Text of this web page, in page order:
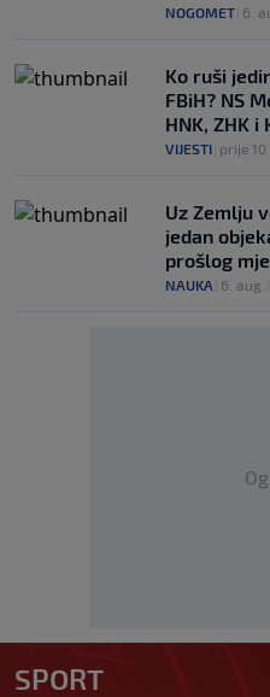
NOGOMET 6.
Ko ruši
FBiH? NS
HNK, ZHK i
VIJESTI prije 10
Uz Zemlju
jedan
prošlog
NAUKA 6. aug.
SPORT